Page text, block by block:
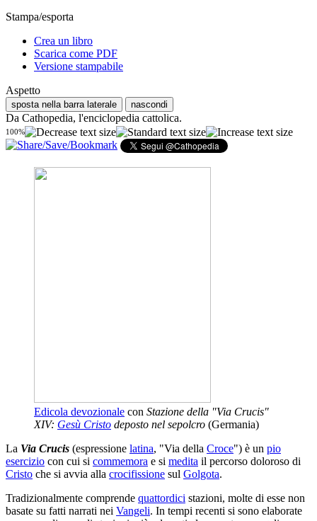
Stampa/esporta
Crea un libro
Scarica come PDF
Versione stampabile
Aspetto
sposta nella barra laterale nascondi
Da Cathopedia, l'enciclopedia cattolica.
100%
Edicola devozionale con Stazione della "Via Crucis"
XIV: Gesù Cristo deposto nel sepolcro (Germania)
La Via Crucis (espressione latina, "Via della Croce") è un pio
esercizio con cui si commemora e si medita il percorso doloroso di
Cristo che si avvia alla crocifissione sul Golgota.
Tradizionalmente comprende quattordici stazioni, molte di esse non
basate su fatti narrati nei Vangeli. In tempi recenti si sono elaborate